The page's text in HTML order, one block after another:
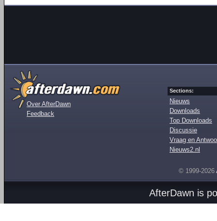
Over AfterDawn
Feedback
Sections:
Nieuws
Downloads
Top Downloads
Discussie
Vraag en
Nieuws2.nl
© 1999-2026
AfterDawn is